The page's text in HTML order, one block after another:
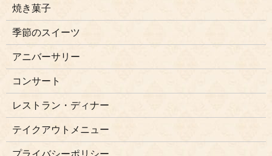
焼き菓子
季節のスイーツ
アニバーサリー
コンサート
レストラン・ディナー
テイクアウトメニュー
プライバシーポリシー